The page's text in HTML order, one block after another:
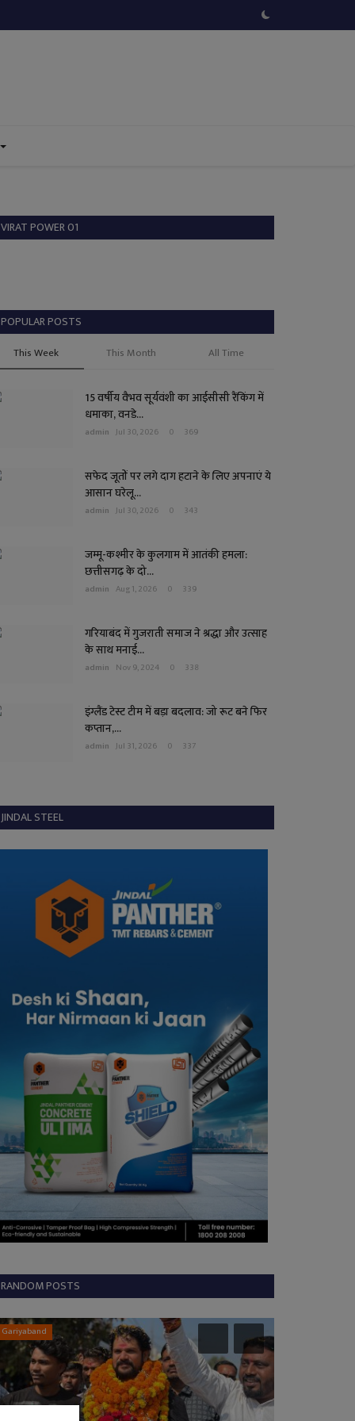
VIRAT POWER 01
POPULAR POSTS
This Week This Month All Time
15 वर्षीय वैभव सूर्यवंशी का आईसीसी रैंकिंग में
धमाका, वनडे...
admin Jul 30, 2026 0 369
सफेद जूतों पर लगे दाग हटाने के लिए अपनाएं ये
आसान घरेलू...
admin Jul 30, 2026 0 343
जम्मू-कश्मीर के कुलगाम में आतंकी हमला:
छत्तीसगढ़ के दो...
admin Aug 1, 2026 0 339
गरियाबंद में गुजराती समाज ने श्रद्धा और उत्साह
के साथ मनाई...
admin Nov 9, 2024 0 338
इंग्लैंड टेस्ट टीम में बड़ा बदलाव: जो रूट बने फिर
कप्तान,...
admin Jul 31, 2026 0 337
JINDAL STEEL
RANDOM POSTS
Gariyaband